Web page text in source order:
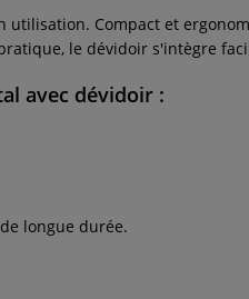
utilisation. Compact et
le dévidoir s'intègre
avec dévidoir :
longue durée.